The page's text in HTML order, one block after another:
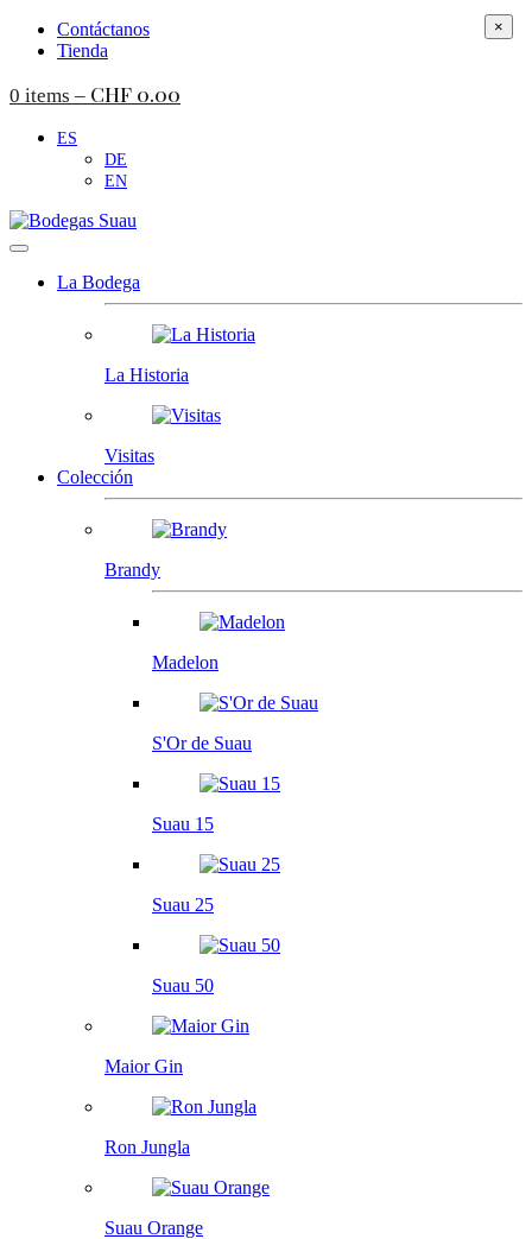
Contáctanos
Tienda
0 items – CHF 0.00
ES
DE
EN
La Bodega
La Historia
Visitas
Colección
Brandy
Madelon
S'Or de Suau
Suau 15
Suau 25
Suau 50
Maior Gin
Ron Jungla
Suau Orange
×